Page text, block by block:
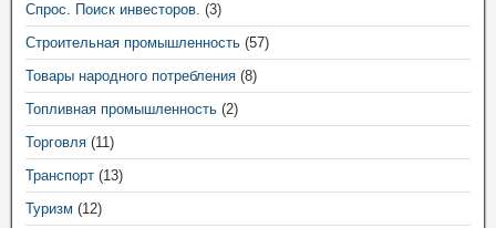
Спрос. Поиск инвесторов. (3)
Строительная промышленность (57)
Товары народного потребления (8)
Топливная промышленность (2)
Торговля (11)
Транспорт (13)
Туризм (12)